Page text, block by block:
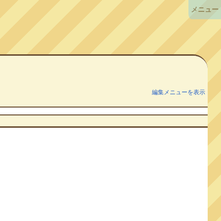
編集メニューを表示
メニュー